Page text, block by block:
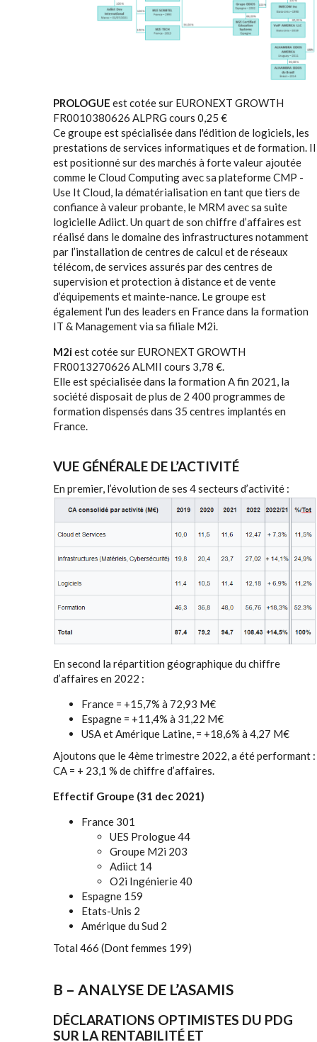
PROLOGUE est cotée sur EURONEXT GROWTH
FR0010380626 ALPRG cours 0,25 €
Ce groupe est spécialisée dans l'édition de logiciels, les
prestations de services informatiques et de formation. Il
est positionné sur des marchés à forte valeur ajoutée
comme le Cloud Computing avec sa plateforme CMP -
Use It Cloud, la dématérialisation en tant que tiers de
confiance à valeur probante, le MRM avec sa suite
logicielle Adiict. Un quart de son chiffre d’affaires est
réalisé dans le domaine des infrastructures notamment
par l’installation de centres de calcul et de réseaux
télécom, de services assurés par des centres de
supervision et protection à distance et de vente
d’équipements et mainte-nance. Le groupe est
également l'un des leaders en France dans la formation
IT & Management via sa filiale M2i.
M2iest cotée sur EURONEXT GROWTH
FR0013270626 ALMII cours 3,78 €.
Elle est spécialisée dans la formation A fin 2021, la
société disposait de plus de 2 400 programmes de
formation dispensés dans 35 centres implantés en
France.
VUE GÉNÉRALE DE L’ACTIVITÉ
En premier, l’évolution de ses 4 secteurs d’activité :
En second la répartition géographique du chiffre
d’affaires en 2022 :
France = +15,7% à 72,93 M€
Espagne = +11,4% à 31,22 M€
USA et Amérique Latine, = +18,6% à 4,27 M€
Ajoutons que le 4ème trimestre 2022, a été performant :
CA = + 23,1 % de chiffre d’affaires.
Effectif Groupe (31 dec 2021)
France 301
UES Prologue 44
Groupe M2i 203
Adiict 14
O2i Ingénierie 40
Espagne 159
Etats-Unis 2
Amérique du Sud 2
Total 466 (Dont femmes 199)
B – ANALYSE DE L’ASAMIS
DÉCLARATIONS OPTIMISTES DU PDG
SUR LA RENTABILITÉ ET